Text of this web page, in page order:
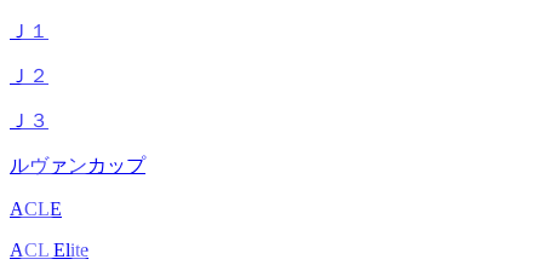
Ｊ１
Ｊ２
Ｊ３
ルヴァンカップ
ACLE
ACL Elite